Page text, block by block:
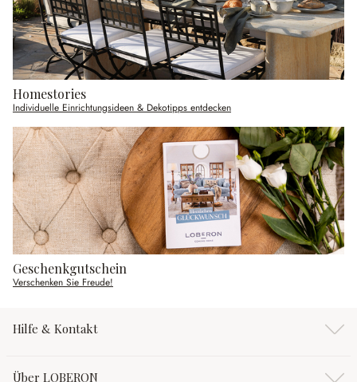
Homestories
Individuelle Einrichtungsideen & Dekotipps entdecken
Geschenkgutschein
Verschenken Sie Freude!
Hilfe & Kontakt
Über LOBERON